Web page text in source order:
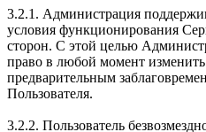
3.2.1. Администрация
условия функционирования
сторон. С этой целью
право в любой момент
предварительным
Пользователя.
3.2.2. Пользователь